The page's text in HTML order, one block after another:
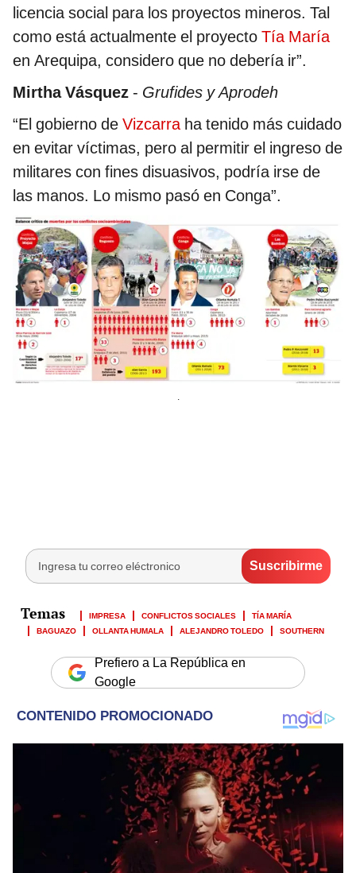
licencia social para los proyectos mineros. Tal
como está actualmente el proyecto Tía María
en Arequipa, considero que no debería ir”.
Mirtha Vásquez - Grufides y Aprodeh
“El gobierno de Vizcarra ha tenido más cuidado
en evitar víctimas, pero al permitir el ingreso de
militares con fines disuasivos, podría irse de
las manos. Lo mismo pasó en Conga”.
IMPRESA CONFLICTOS SOCIALES
TÍA MARÍA
BAGUAZO
OLLANTA HUMALA ALEJANDRO TOLEDO SOUTHERN
Prefiero a La República en
Google